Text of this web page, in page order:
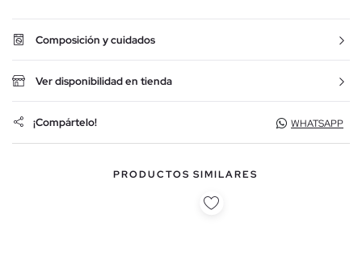
Composición y cuidados
Ver disponibilidad en tienda
¡Compártelo! WHATSAPP
PRODUCTOS SIMILARES